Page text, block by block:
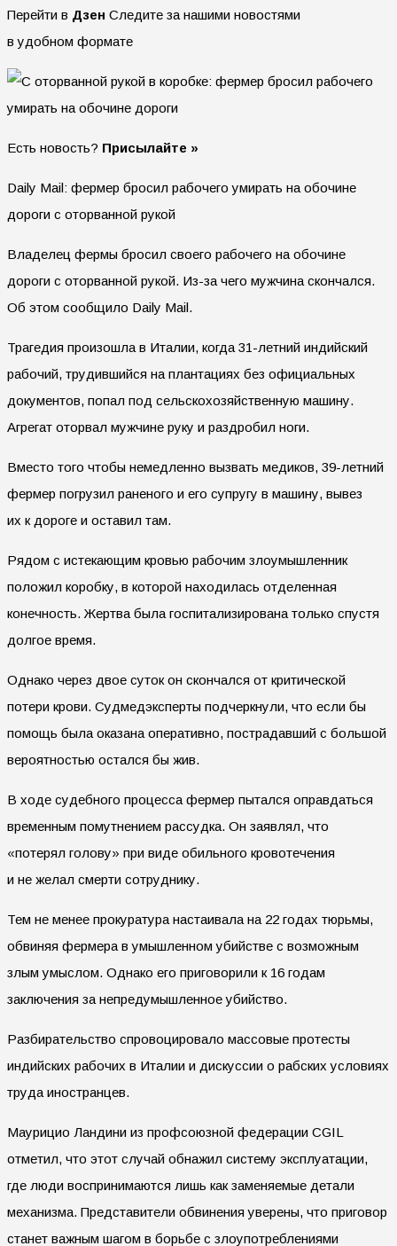
Перейти в Дзен Следите за нашими новостями
в удобном формате
Есть новость? Присылайте »
Daily Mail: фермер бросил рабочего умирать на обочине
дороги с оторванной рукой
Владелец фермы бросил своего рабочего на обочине
дороги с оторванной рукой. Из-за чего мужчина скончался.
Об этом сообщило Daily Mail.
Трагедия произошла в Италии, когда 31-летний индийский
рабочий, трудившийся на плантациях без официальных
документов, попал под сельскохозяйственную машину.
Агрегат оторвал мужчине руку и раздробил ноги.
Вместо того чтобы немедленно вызвать медиков, 39-летний
фермер погрузил раненого и его супругу в машину, вывез
их к дороге и оставил там.
Рядом с истекающим кровью рабочим злоумышленник
положил коробку, в которой находилась отделенная
конечность. Жертва была госпитализирована только спустя
долгое время.
Однако через двое суток он скончался от критической
потери крови. Судмедэксперты подчеркнули, что если бы
помощь была оказана оперативно, пострадавший с большой
вероятностью остался бы жив.
В ходе судебного процесса фермер пытался оправдаться
временным помутнением рассудка. Он заявлял, что
«потерял голову» при виде обильного кровотечения
и не желал смерти сотруднику.
Тем не менее прокуратура настаивала на 22 годах тюрьмы,
обвиняя фермера в умышленном убийстве с возможным
злым умыслом. Однако его приговорили к 16 годам
заключения за непредумышленное убийство.
Разбирательство спровоцировало массовые протесты
индийских рабочих в Италии и дискуссии о рабских условиях
труда иностранцев.
Маурицио Ландини из профсоюзной федерации CGIL
отметил, что этот случай обнажил систему эксплуатации,
где люди воспринимаются лишь как заменяемые детали
механизма. Представители обвинения уверены, что приговор
станет важным шагом в борьбе с злоупотреблениями